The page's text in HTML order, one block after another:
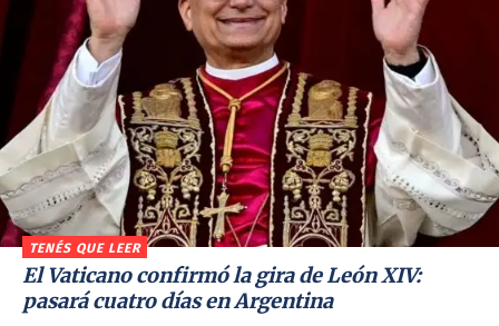
TENÉS QUE LEER
El Vaticano confirmó la gira de León XIV:
pasará cuatro días en Argentina